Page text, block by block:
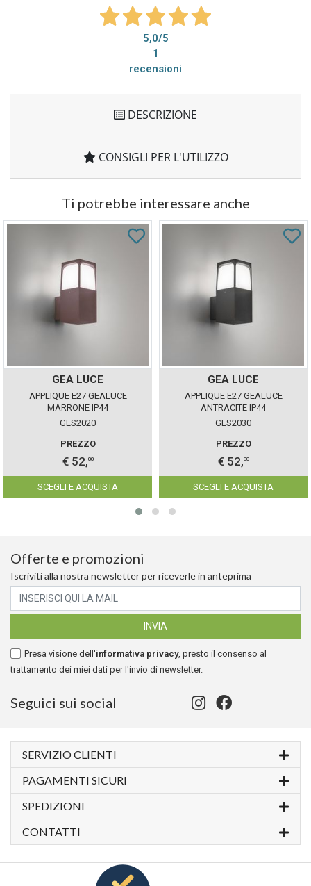
5,0/5
1
recensioni
DESCRIZIONE
CONSIGLI PER L'UTILIZZO
Ti potrebbe interessare anche
GEA LUCE
APPLIQUE E27 GEALUCE
MARRONE IP44
GES2020
PREZZO
€ 52,00
SCEGLI E ACQUISTA
GEA LUCE
APPLIQUE E27 GEALUCE
ANTRACITE IP44
GES2030
PREZZO
€ 52,00
SCEGLI E ACQUISTA
Offerte e promozioni
Iscriviti alla nostra newsletter per riceverle in anteprima
Presa visione dell'informativa privacy, presto il consenso al
trattamento dei miei dati per l'invio di newsletter.
Seguici sui social
SERVIZIO CLIENTI
PAGAMENTI SICURI
SPEDIZIONI
CONTATTI